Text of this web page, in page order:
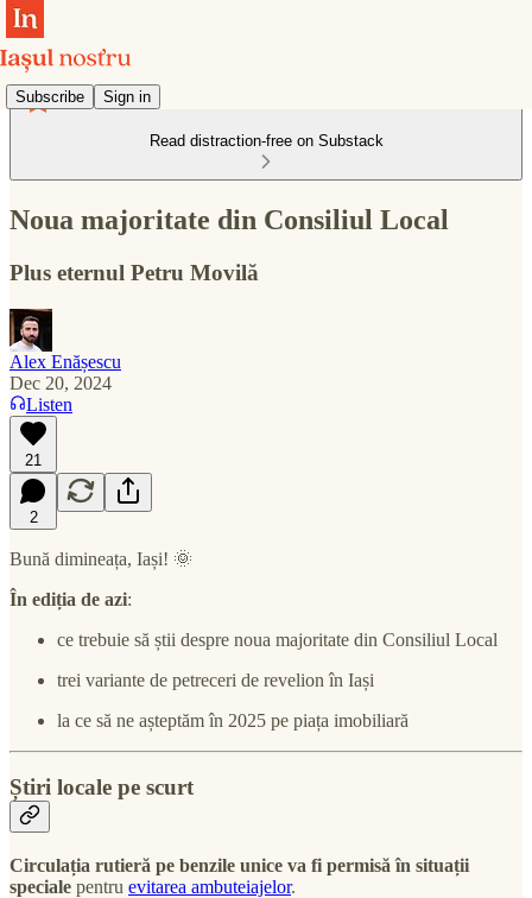
Subscribe Sign in
Read distraction-free on Substack
Noua majoritate din Consiliul Local
Plus eternul Petru Movilă
Alex Enășescu
Dec 20, 2024
Listen
21
2
Bună dimineața, Iași! 🌞
În ediția de azi:
ce trebuie să știi despre noua majoritate din Consiliul Local
trei variante de petreceri de revelion în Iași
la ce să ne așteptăm în 2025 pe piața imobiliară
Știri locale pe scurt
Circulația rutieră pe benzile unice va fi permisă în situații
speciale pentru evitarea ambuteiajelor.